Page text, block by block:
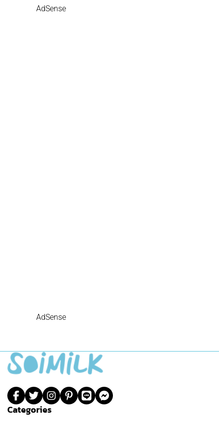
AdSense
AdSense
Categories